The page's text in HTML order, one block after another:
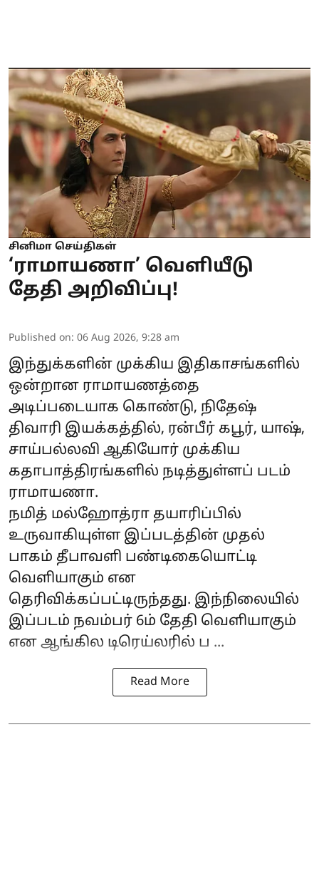
சினிமா செய்திகள்
‘ராமாயணா’ வெளியீடு
தேதி அறிவிப்பு!
Published on: 06 Aug 2026, 9:28 am
இந்துக்களின் முக்கிய இதிகாசங்களில்
ஒன்றான ராமாயணத்தை
அடிப்படையாக கொண்டு, நிதேஷ்
திவாரி இயக்கத்தில், ரன்பீர் கபூர், யாஷ்,
சாய்பல்லவி ஆகியோர் முக்கிய
கதாபாத்திரங்களில் நடித்துள்ளப் படம்
ராமாயணா.
நமித் மல்ஹோத்ரா தயாரிப்பில்
உருவாகியுள்ள இப்படத்தின் முதல்
பாகம் தீபாவளி பண்டிகையொட்டி
வெளியாகும் என
தெரிவிக்கப்பட்டிருந்தது. இந்நிலையில்
இப்படம் நவம்பர் 6ம் தேதி வெளியாகும்
என ஆங்கில டிரெய்லரில் ப ...
Read More